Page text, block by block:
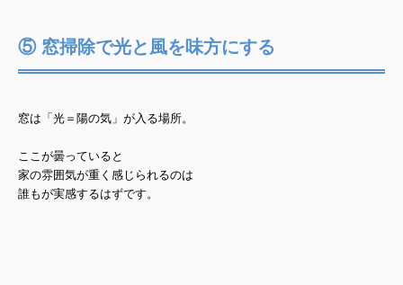
⑤ 窓掃除で光と風を味方にする
窓は「光＝陽の気」が入る場所。
ここが曇っていると
家の雰囲気が重く感じられるのは
誰もが実感するはずです。